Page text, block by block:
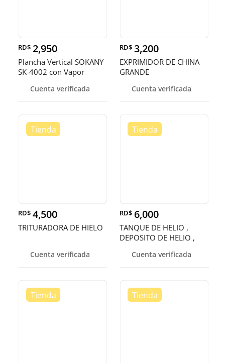
RD$ 2,950
Plancha Vertical SOKANY
SK-4002 con Vapor
Cuenta verificada
RD$ 3,200
EXPRIMIDOR DE CHINA
GRANDE
Cuenta verificada
RD$ 4,500
TRITURADORA DE HIELO
Cuenta verificada
RD$ 6,000
TANQUE DE HELIO ,
DEPOSITO DE HELIO ,
Cuenta verificada